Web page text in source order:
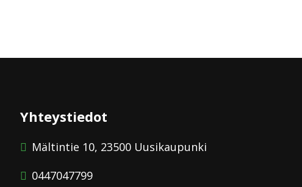
Yhteystiedot
Mältintie 10, 23500 Uusikaupunki
0447047799